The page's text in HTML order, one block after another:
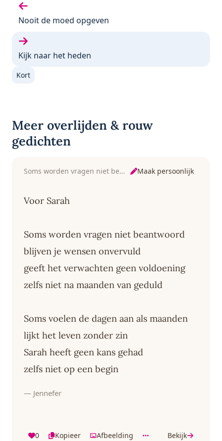
Vorige gedicht:
Nooit de moed opgeven
Volgende gedicht:
Kijk naar het heden
Kort
Meer overlijden & rouw
gedichten
Soms worden vragen niet beantwoord Maak persoonlijk
Voor Sarah
Soms worden vragen niet beantwoord
blijven je wensen onvervuld
geeft het verwachten geen voldoening
zelfs niet na maanden van geduld
Soms voelen de dagen aan als maanden
lijkt het leven zonder zin
Sarah heeft geen kans gehad
zelfs niet op een begin
— Jennefer
0 Kopieer Afbeelding Bekijk